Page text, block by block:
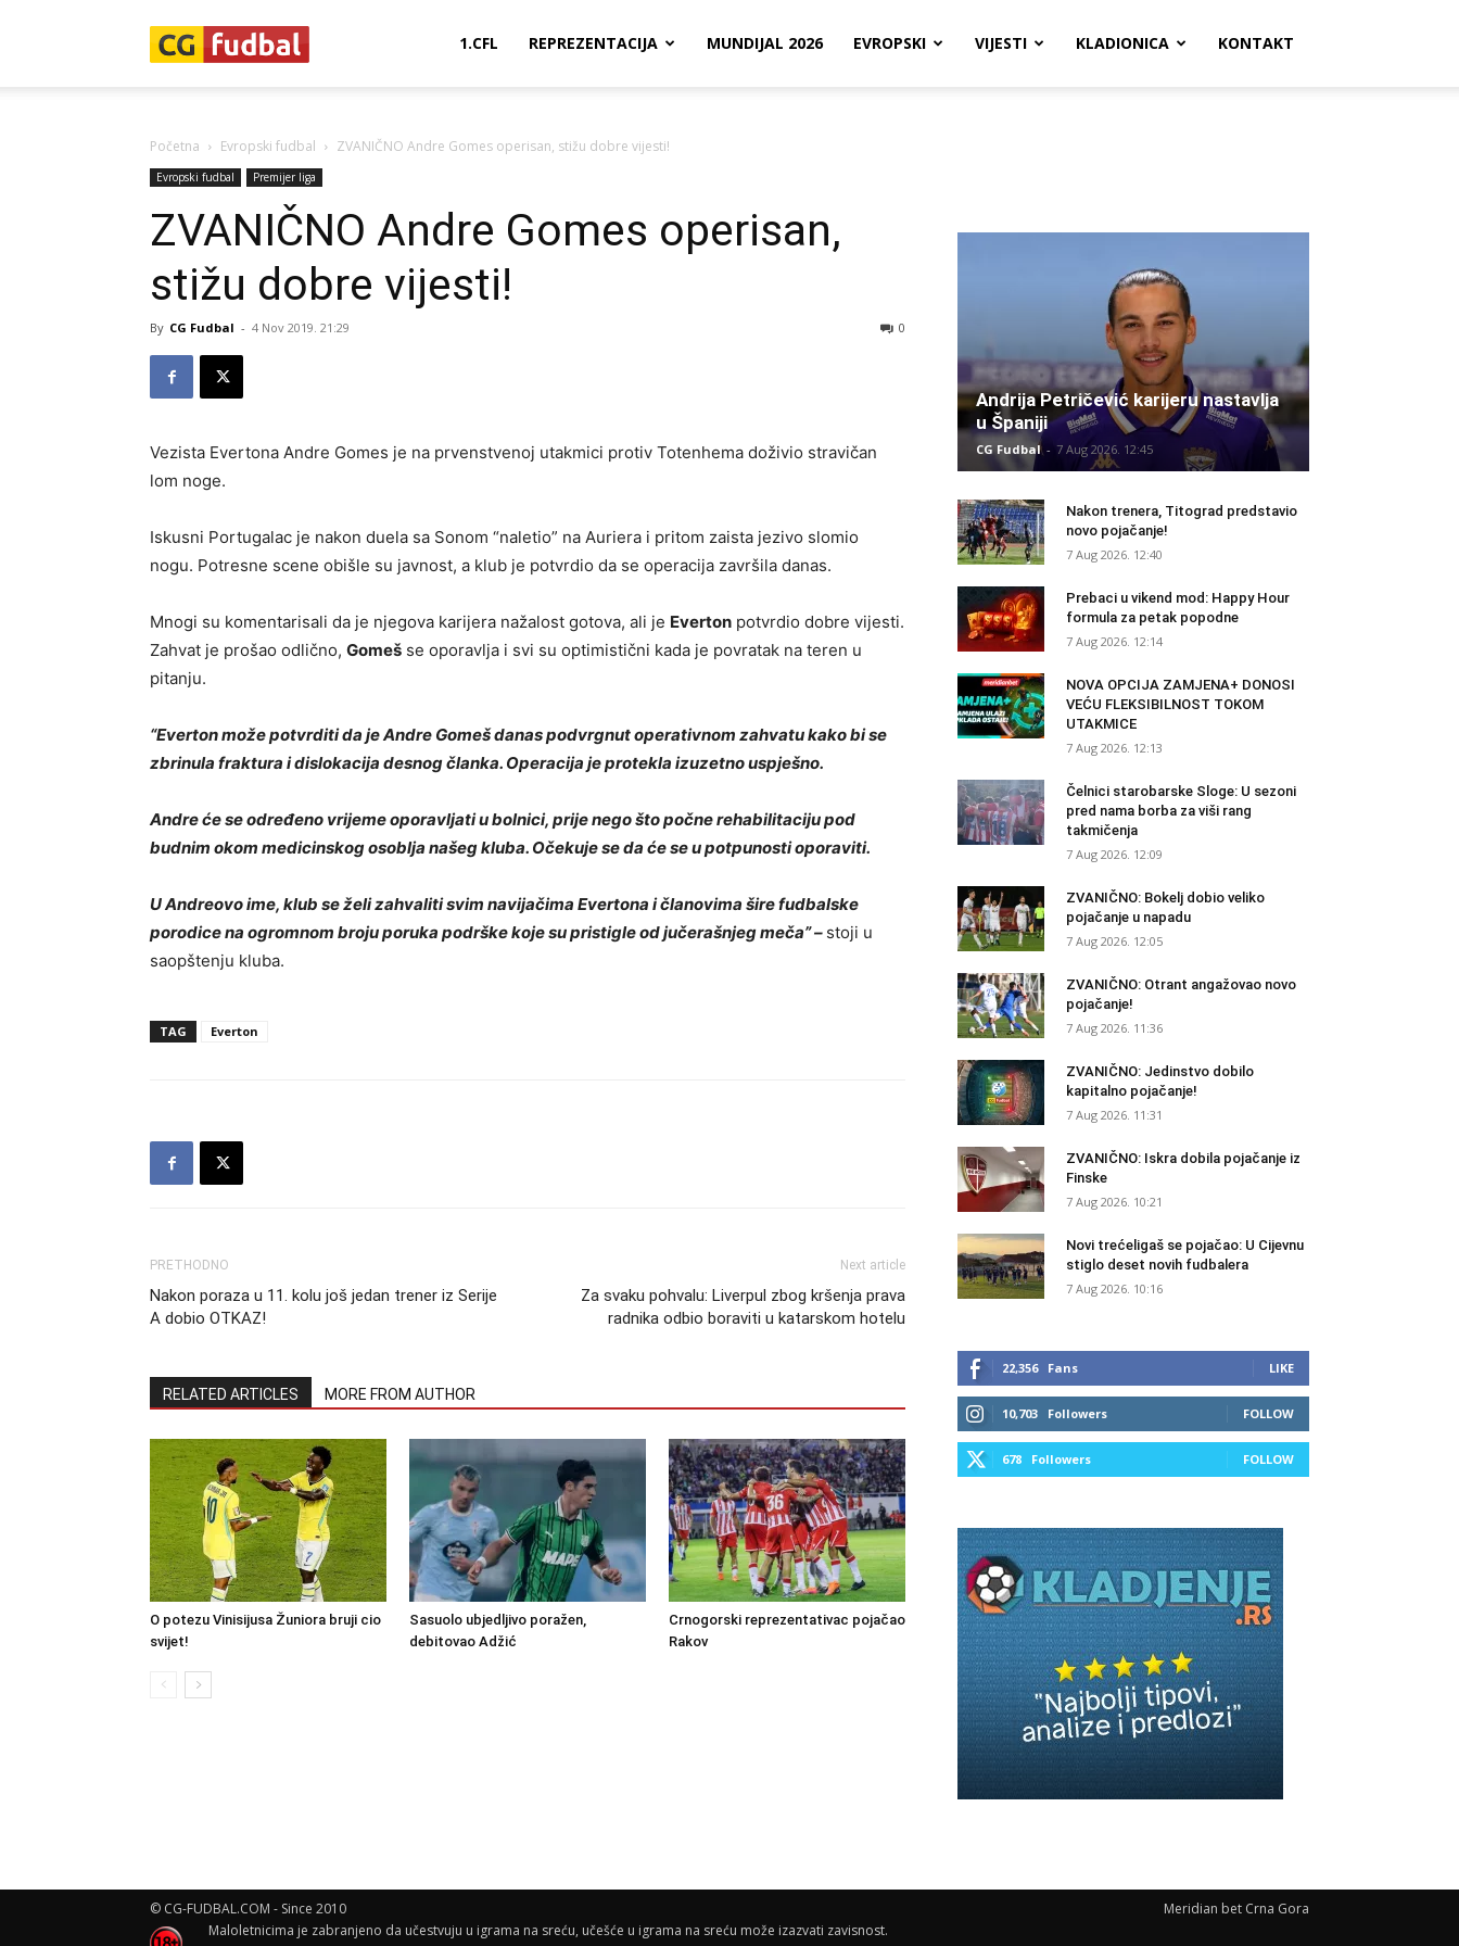
1.CFL REPREZENTACIJA MUNDIJAL 2026 EVROPSKI VIJESTI KLADIONICA KONTAKT
Početna Evropski fudbal ZVANIČNO Andre Gomes operisan, stižu dobre vijesti!
Evropski fudbal Premijer liga
ZVANIČNO Andre Gomes operisan,
stižu dobre vijesti!
By CG Fudbal - 4 Nov 2019. 21:29 0
Vezista Evertona Andre Gomes je na prvenstvenoj utakmici protiv Totenhema doživio stravičan
lom noge.
Iskusni Portugalac je nakon duela sa Sonom “naletio” na Auriera i pritom zaista jezivo slomio
nogu. Potresne scene obišle su javnost, a klub je potvrdio da se operacija završila danas.
Mnogi su komentarisali da je njegova karijera nažalost gotova, ali je Everton potvrdio dobre vijesti.
Zahvat je prošao odlično, Gomeš se oporavlja i svi su optimistični kada je povratak na teren u
pitanju.
“Everton može potvrditi da je Andre Gomeš danas podvrgnut operativnom zahvatu kako bi se
zbrinula fraktura i dislokacija desnog članka. Operacija je protekla izuzetno uspješno.
Andre će se određeno vrijeme oporavljati u bolnici, prije nego što počne rehabilitaciju pod
budnim okom medicinskog osoblja našeg kluba. Očekuje se da će se u potpunosti oporaviti.
U Andreovo ime, klub se želi zahvaliti svim navijačima Evertona i članovima šire fudbalske
porodice na ogromnom broju poruka podrške koje su pristigle od jučerašnjeg meča” – stoji u
saopštenju kluba.
TAG Everton
PRETHODNO
Nakon poraza u 11. kolu još jedan trener iz Serije
A dobio OTKAZ!
Next article
Za svaku pohvalu: Liverpul zbog kršenja prava
radnika odbio boraviti u katarskom hotelu
RELATED ARTICLES MORE FROM AUTHOR
O potezu Vinisijusa Žuniora bruji cio
svijet!
Sasuolo ubjedljivo poražen,
debitovao Adžić
Crnogorski reprezentativac pojačao
Rakov
Andrija Petričević karijeru nastavlja
u Španiji
CG Fudbal - 7 Aug 2026. 12:45
Nakon trenera, Titograd predstavio
novo pojačanje!
7 Aug 2026. 12:40
Prebaci u vikend mod: Happy Hour
formula za petak popodne
7 Aug 2026. 12:14
NOVA OPCIJA ZAMJENA+ DONOSI
VEĆU FLEKSIBILNOST TOKOM
UTAKMICE
7 Aug 2026. 12:13
Čelnici starobarske Sloge: U sezoni
pred nama borba za viši rang
takmičenja
7 Aug 2026. 12:09
ZVANIČNO: Bokelj dobio veliko
pojačanje u napadu
7 Aug 2026. 12:05
ZVANIČNO: Otrant angažovao novo
pojačanje!
7 Aug 2026. 11:36
ZVANIČNO: Jedinstvo dobilo
kapitalno pojačanje!
7 Aug 2026. 11:31
ZVANIČNO: Iskra dobila pojačanje iz
Finske
7 Aug 2026. 10:21
Novi trećeligaš se pojačao: U Cijevnu
stiglo deset novih fudbalera
7 Aug 2026. 10:16
22,356 Fans LIKE
10,703 Followers FOLLOW
678 Followers FOLLOW
Meridian bet Crna Gora
© CG-FUDBAL.COM - Since 2010
Maloletnicima je zabranjeno da učestvuju u igrama na sreću, učešće u igrama na sreću može izazvati zavisnost.